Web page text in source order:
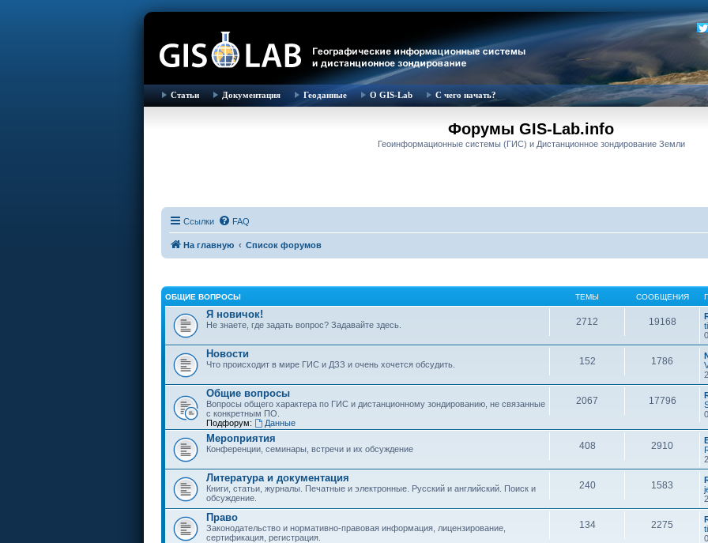
Статьи Документация Геоданные О GIS-Lab С чего начать?
Форумы GIS-Lab.info
Геоинформационные системы (ГИС) и Дистанционное зондирование Земли
Ссылки FAQ
На главную Список форумов
ОБЩИЕ ВОПРОСЫ ТЕМЫ СООБЩЕНИЯ
Я новичок!
Не знаете, где задать вопрос? Задавайте здесь. 2712 19168
Новости
Что происходит в мире ГИС и ДЗЗ и очень хочется обсудить. 152 1786
Общие вопросы
Вопросы общего характера по ГИС и дистанционному зондированию, не связанные
с конкретным ПО.
Подфорум:
Данные
2067 17796
Мероприятия
Конференции, семинары, встречи и их обсуждение 408 2910
Литература и документация
Книги, статьи, журналы. Печатные и электронные. Русский и английский. Поиск и
обсуждение.
240 1583
Право
Законодательство и нормативно-правовая информация, лицензирование,
сертификация, регистрация.
134 2275